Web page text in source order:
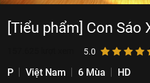
[Tiểu phẩm] Con Sáo
5.0
P Việt Nam 6 Mùa
HD